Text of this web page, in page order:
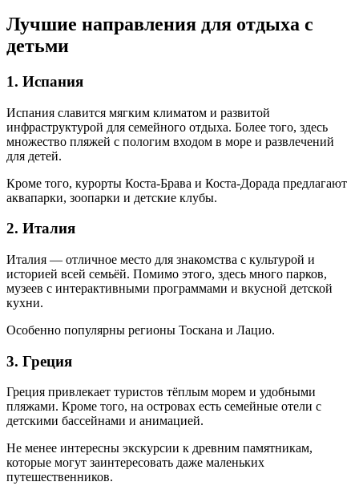
Лучшие направления для отдыха с
детьми
1. Испания
Испания славится мягким климатом и развитой
инфраструктурой для семейного отдыха. Более того, здесь
множество пляжей с пологим входом в море и развлечений
для детей.
Кроме того, курорты Коста-Брава и Коста-Дорада предлагают
аквапарки, зоопарки и детские клубы.
2. Италия
Италия — отличное место для знакомства с культурой и
историей всей семьёй. Помимо этого, здесь много парков,
музеев с интерактивными программами и вкусной детской
кухни.
Особенно популярны регионы Тоскана и Лацио.
3. Греция
Греция привлекает туристов тёплым морем и удобными
пляжами. Кроме того, на островах есть семейные отели с
детскими бассейнами и анимацией.
Не менее интересны экскурсии к древним памятникам,
которые могут заинтересовать даже маленьких
путешественников.